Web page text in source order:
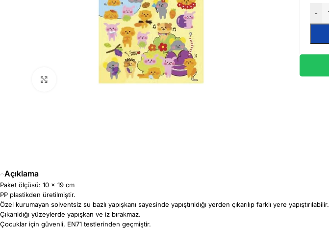
Büyütmek için tıklayın
-
Açıklama
Paket ölçüsü: 10 x 19 cm
PP plastikden üretilmiştir.
Özel kurumayan solventsiz su bazlı yapışkanı sayesinde yapıştırıldığı yerden çıkarılıp farklı yere yapıştırılabilir.
Çıkarıldığı yüzeylerde yapışkan ve iz bırakmaz.
Çocuklar için güvenli, EN71 testlerinden geçmiştir.